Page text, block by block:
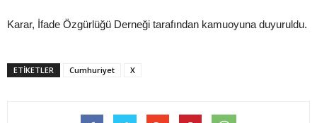
Karar, İfade Özgürlüğü Derneği tarafından kamuoyuna duyuruldu.
ETIKETLER Cumhuriyet X